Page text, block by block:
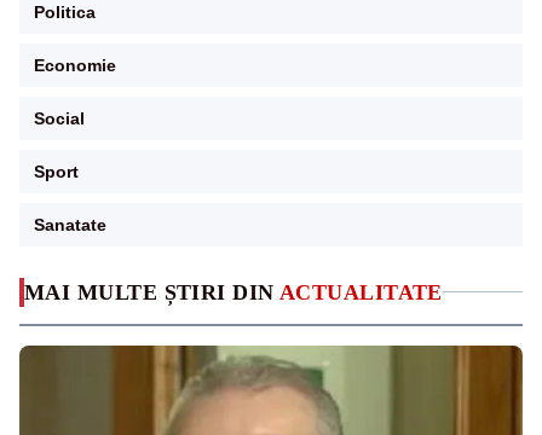
MAI MULTE ȘTIRI DIN ACTUALITATE
Politica
Economie
Social
Sport
Sanatate